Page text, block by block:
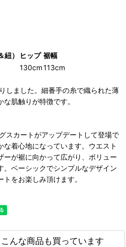
） ヒップ 裾幅
130cm113cm
しました。細番手の糸で織られた薄
肌触りが特徴です。
スカートがアップデートして登場で
着心地になっています。ウエスト
ーが裾に向かって広がり、ボリュー
。ベーシックでシンプルなデザイン
をお楽しみ頂けます。
んな商品も買っています